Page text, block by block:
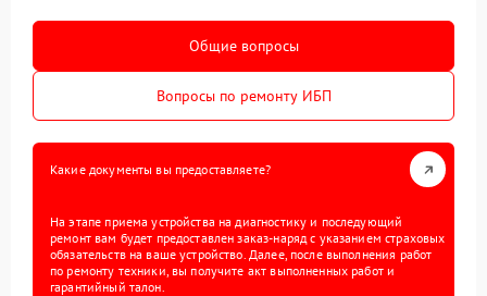
Общие вопросы
Вопросы по ремонту ИБП
Какие документы вы предоставляете?
На этапе приема устройства на диагностику и последующий
ремонт вам будет предоставлен заказ-наряд с указанием страховых
обязательств на ваше устройство. Далее, после выполнения работ
по ремонту техники, вы получите акт выполненных работ и
гарантийный талон.